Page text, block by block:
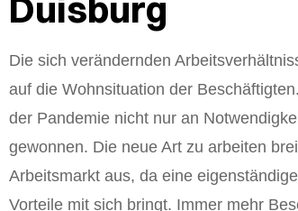
Die sich verändernden
auf die Wohnsituation der
der Pandemie nicht nur an
gewonnen. Die neue Art zu arbeiten
Arbeitsmarkt aus, da eine
Vorteile mit sich bringt. Immer mehr